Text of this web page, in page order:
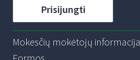
Prisijungti
Mokesčių mokėtojų informacija